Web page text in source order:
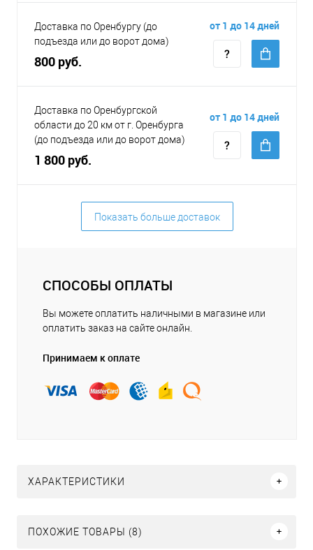
Доставка по Оренбургу (до
подъезда или до ворот дома)
800 руб.
от 1 до 14 дней
Доставка по Оренбургской
области до 20 км от г. Оренбурга
(до подъезда или до ворот дома)
1 800 руб.
от 1 до 14 дней
Показать больше доставок
СПОСОБЫ ОПЛАТЫ
Вы можете оплатить наличными в магазине или
оплатить заказ на сайте онлайн.
Принимаем к оплате
ХАРАКТЕРИСТИКИ
ПОХОЖИЕ ТОВАРЫ (8)